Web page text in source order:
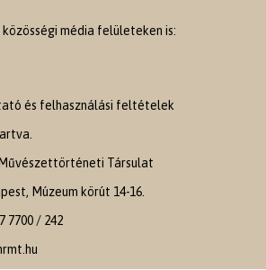
média felületeken is:
és felhasználási feltételek
Társulat
Múzeum körút 14-16.
7700 / 242